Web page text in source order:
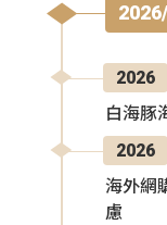
2026
白海豚
2026
海外網
慮